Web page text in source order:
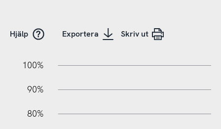
Hjälp Exportera Skriv ut
100%
90%
80%